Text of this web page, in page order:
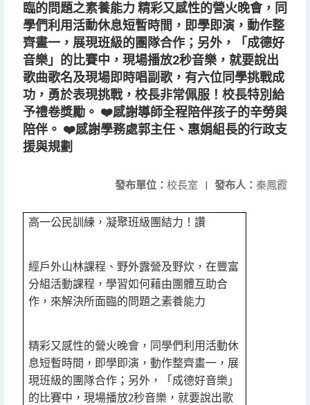
臨的問題之素養能力 精彩又感性的營火晚會，同
學們利用活動休息短暫時間，即學即演，動作整
齊畫一，展現班級的團隊合作；另外，「成德好
音樂」的比賽中，現場播放2秒音樂，就要說出
歌曲歌名及現場即時唱副歌，有六位同學挑戰成
功，勇於表現挑戰，校長非常佩服！校長特別給
予禮卷獎勵。 ❤️感謝導師全程陪伴孩子的辛勞與
陪伴。 ❤️感謝學務處郭主任、惠娟組長的行政支
援與規劃
發布人： 秦鳳霞
發布單位： 校長室 |
高一公民訓練，凝聚班級團結力！讚
經戶外山林課程、野外露營及野炊，在豐富
分組活動課程，學習如何藉由團體互助合
作，來解決所面臨的問題之素養能力
精彩又感性的營火晚會，同學們利用活動休
息短暫時間，即學即演，動作整齊畫一，展
現班級的團隊合作；另外，「成德好音樂」
的比賽中，現場播放2秒音樂，就要說出歌